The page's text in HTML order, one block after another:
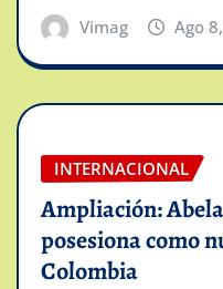
Vimag Ago
INTERNACIONAL
Ampliación:
posesiona como
Colombia